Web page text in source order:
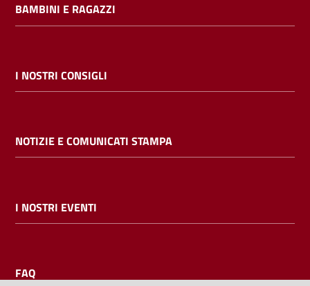
Cerca nei
cataloghi
Chiedi al
BAMBINI E RAGAZZI
I NOSTRI CONSIGLI
NOTIZIE E COMUNICATI STAMPA
I NOSTRI EVENTI
FAQ